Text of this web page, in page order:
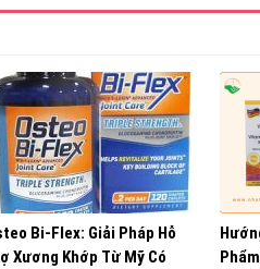
Bi-Flex: Giải Pháp Hỗ
Xương Khớp Từ Mỹ Có